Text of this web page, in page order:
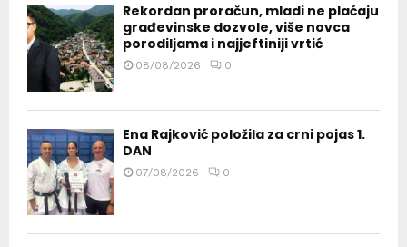
Rekordan proračun, mladi ne plaćaju
građevinske dozvole, više novca
porodiljama i najjeftiniji vrtić
08/08/2026 0
Ena Rajković položila za crni pojas 1.
DAN
07/08/2026 0